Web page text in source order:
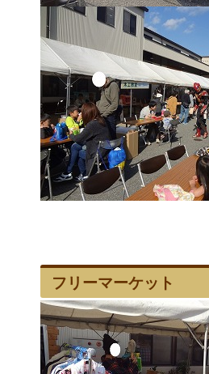
フリーマーケット